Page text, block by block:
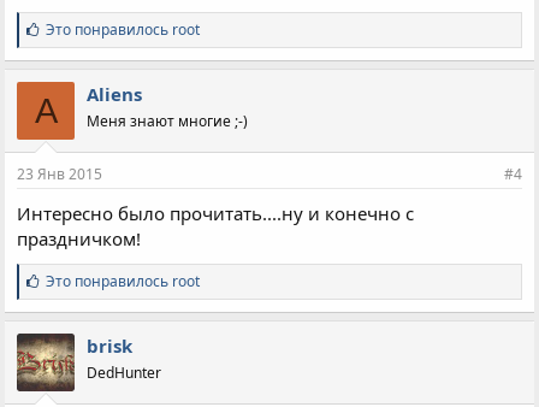
С
и
м
п
а
т
и
:
Это понравилось root
A Aliens
Меня знают многие ;-)
23 Янв 2015 #4
Интересно было прочитать....ну и конечно с
праздничком!
С
и
м
п
а
т
и
Это понравилось root
brisk
DedHunter